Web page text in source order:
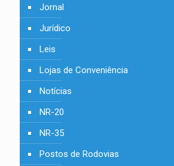
Jornal
Jurídico
Leis
Lojas de Conveniência
Notícias
NR-20
NR-35
Postos de Rodovias